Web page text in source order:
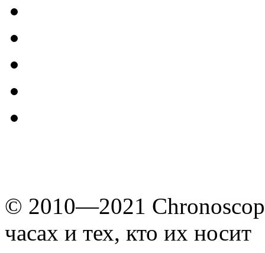
© 2010—2021
часах и тех, кто их носит